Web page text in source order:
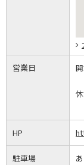
営業日
HP
駐車場